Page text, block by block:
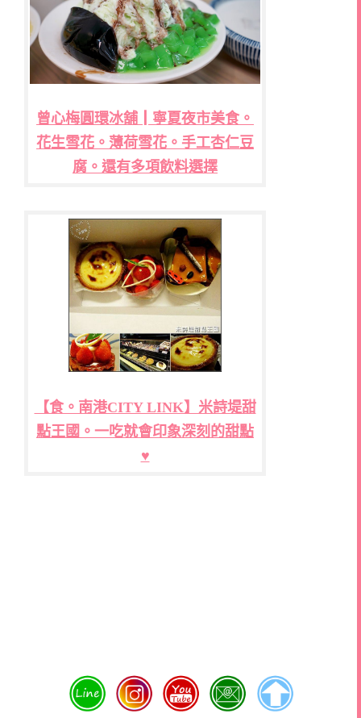
曾心梅圓環冰舖┃寧夏夜市美食。
花生雪花。薄荷雪花。手工杏仁豆
腐。還有多項飲料選擇
【食。南港CITY LINK】米詩堤甜
點王國。一吃就會印象深刻的甜點
♥